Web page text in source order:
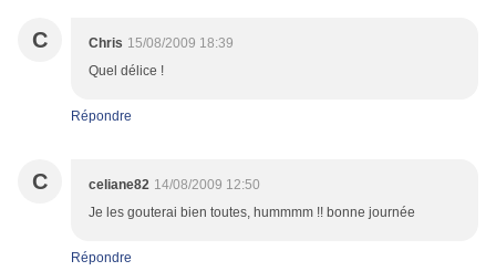
C Chris 15/08/2009 18:39
Quel délice !
Répondre
C celiane82 14/08/2009 12:50
Je les gouterai bien toutes, hummmm !! bonne journée
Répondre